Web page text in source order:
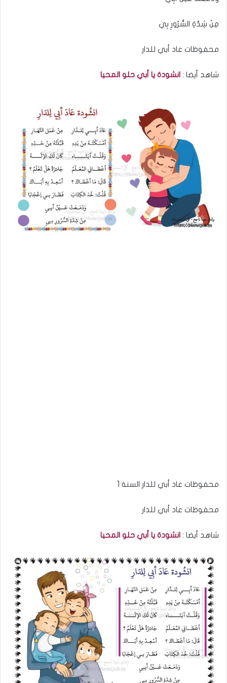
مِنْ شِدّةِ السُّرُورِ بِي
محفوظات عاد أبي للدار
شاهد أيضا : انشودة يا أبي حلو المحيا
محفوظات عاد أبي للدار السنة 1
محفوظات عاد أبي للدار
شاهد أيضا : انشودة يا أبي حلو المحيا